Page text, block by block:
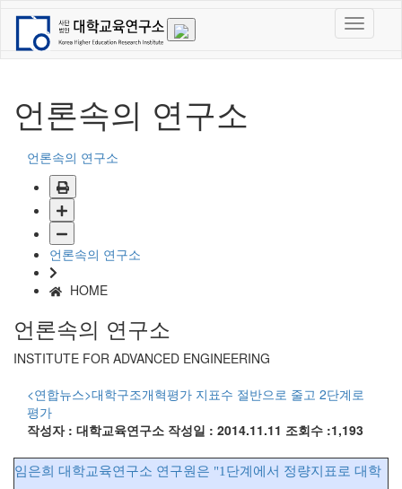
언론속의 연구소
언론속의 연구소
언론속의 연구소
HOME
언론속의 연구소
INSTITUTE FOR ADVANCED ENGINEERING
<연합뉴스>대학구조개혁평가 지표수 절반으로 줄고 2단계로
평가
작성자 : 대학교육연구소 작성일 : 2014.11.11 조회수 :1,193
임은희 대학교육연구소 연구원은 "1단계에서 정량지표로 대학